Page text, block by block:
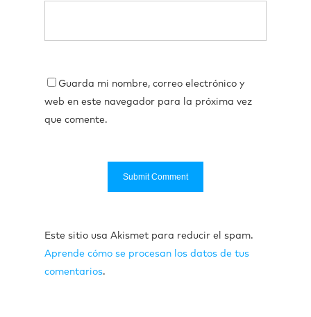
Guarda mi nombre, correo electrónico y
web en este navegador para la próxima vez
que comente.
Este sitio usa Akismet para reducir el spam.
Aprende cómo se procesan los datos de tus
comentarios.